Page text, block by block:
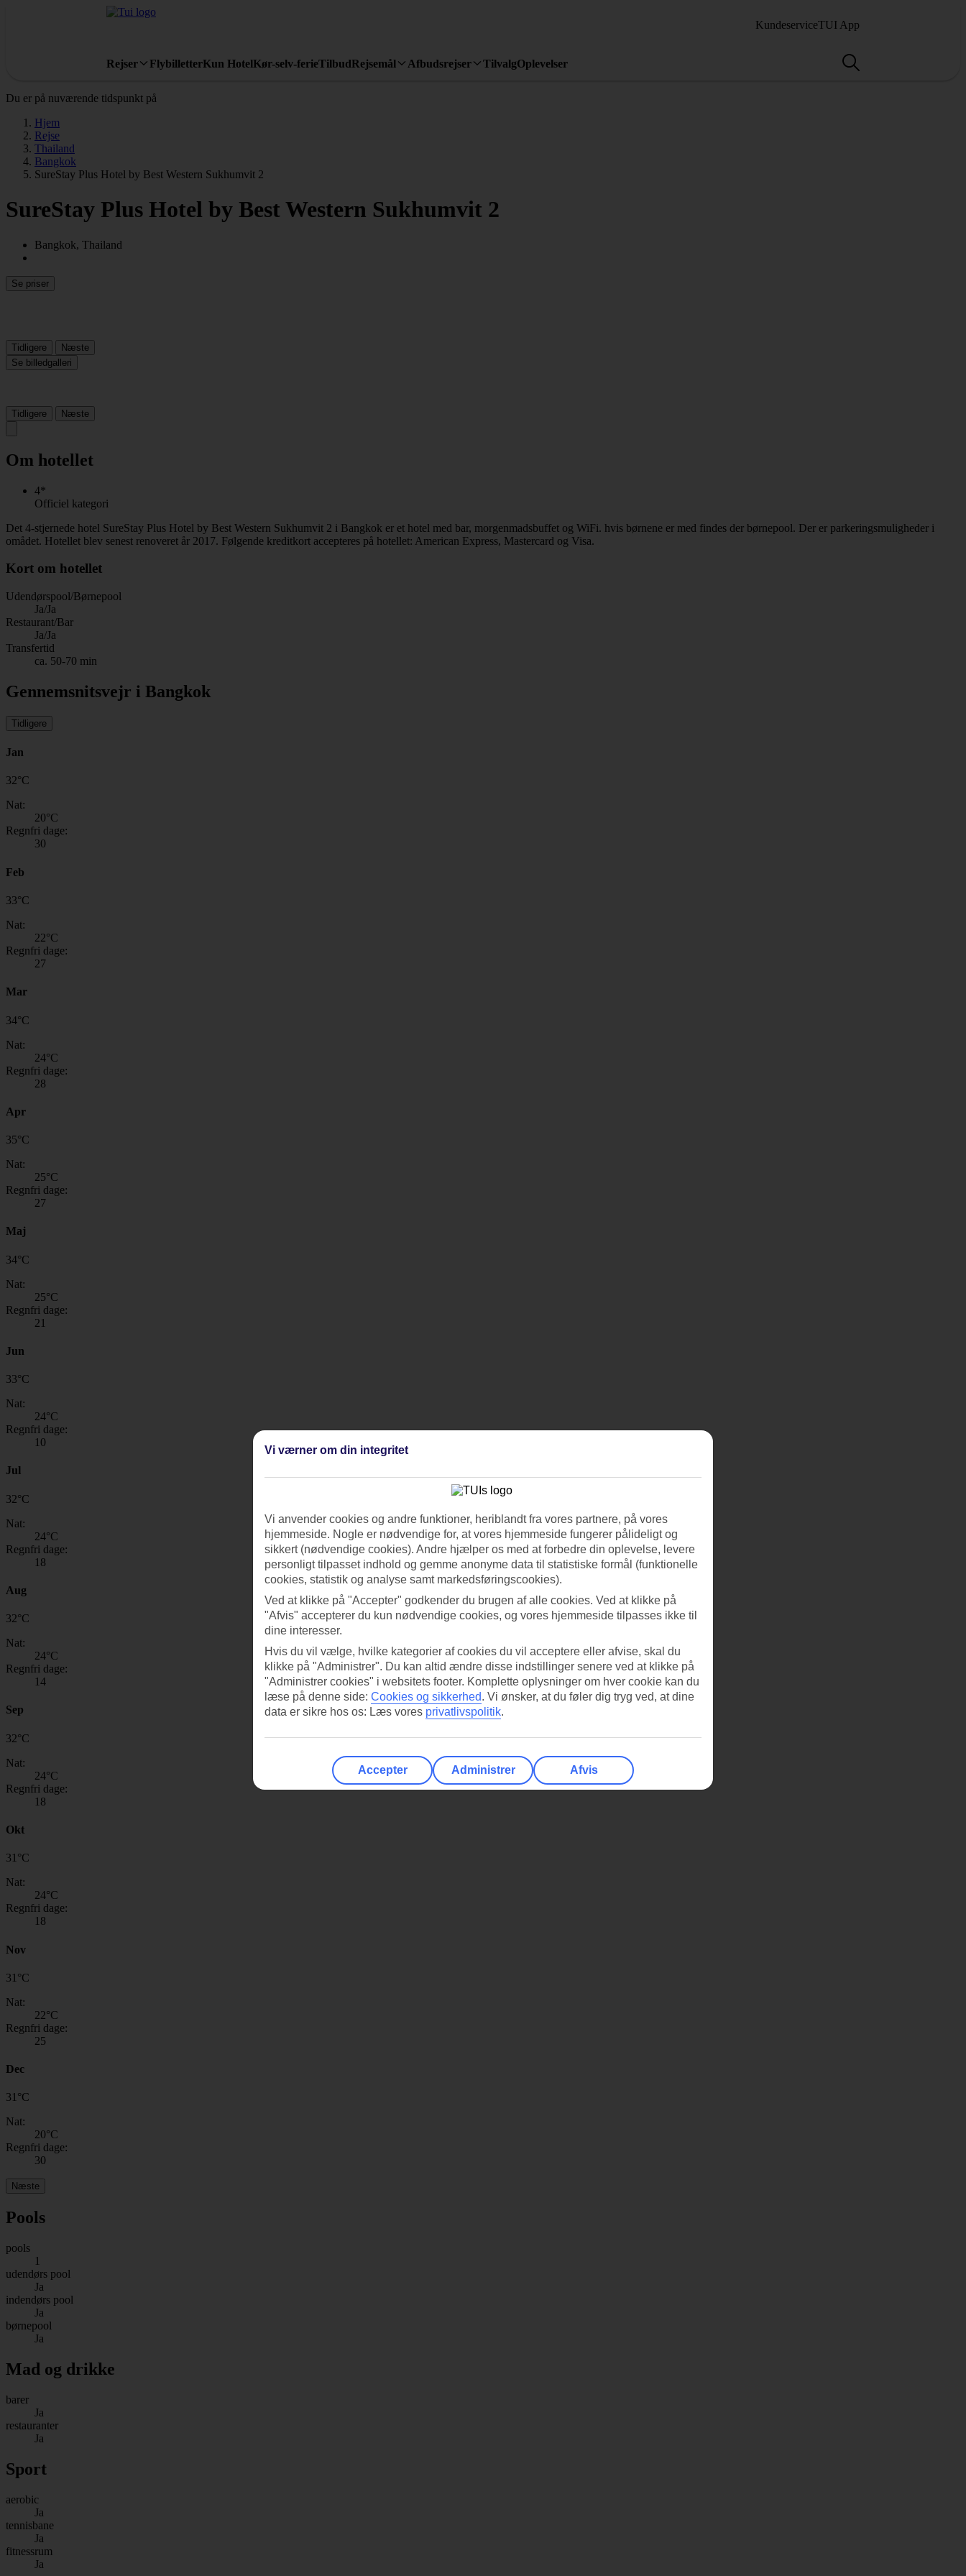
KundeserviceTUI App
Rejser FlybilletterKun HotelKør-selv-ferieTilbudRejsemål Afbudsrejser TilvalgOplevelser
Du er på nuværende tidspunkt på
Hjem
Rejse
Thailand
Bangkok
SureStay Plus Hotel by Best Western Sukhumvit 2
SureStay Plus Hotel by Best Western Sukhumvit 2
Bangkok, Thailand
Se priser
Tidligere
Næste
Se billedgalleri
Tidligere Næste
Om hotellet
4*
Officiel kategori
Det 4-stjernede hotel SureStay Plus Hotel by Best Western Sukhumvit 2 i Bangkok er et hotel med bar, morgenmadsbuffet og WiFi. hvis børnene er med findes der børnepool. Der er parkeringsmuligheder i
omådet. Hotellet blev senest renoveret år 2017. Følgende kreditkort accepteres på hotellet: American Express, Mastercard og Visa.
Kort om hotellet
Udendørspool/Børnepool
Ja/Ja
Restaurant/Bar
Ja/Ja
Transfertid
ca. 50-70 min
Gennemsnitsvejr i Bangkok
Tidligere
Jan
32°C
Nat:
20°C
Regnfri dage:
30
Feb
33°C
Nat:
22°C
Regnfri dage:
27
Mar
34°C
Nat:
24°C
Regnfri dage:
28
Apr
35°C
Nat:
25°C
Regnfri dage:
27
Maj
34°C
Nat:
25°C
Regnfri dage:
21
Jun
33°C
Nat:
24°C
Regnfri dage:
10
Jul
32°C
Nat:
24°C
Regnfri dage:
18
Aug
32°C
Nat:
24°C
Regnfri dage:
14
Sep
32°C
Nat:
24°C
Regnfri dage:
18
Okt
31 °C
Nat:
24°C
Regnfri dage:
18
Nov
31 °C
Nat:
22°C
Regnfri dage:
25
Dec
31 °C
Nat:
20°C
Regnfri dage:
30
Næste
Pools
pools
1
udendørs pool
Ja
indendørs pool
Ja
børnepool
Ja
Mad og drikke
barer
Ja
restauranter
Ja
Sport
aerobic
Ja
tennisbane
Ja
fitnessrum
Ja
Vi værner om din integritet
Vi anvender cookies og andre funktioner, heriblandt fra vores partnere, på vores
hjemmeside. Nogle er nødvendige for, at vores hjemmeside fungerer pålideligt og
sikkert (nødvendige cookies). Andre hjælper os med at forbedre din oplevelse, levere
personligt tilpasset indhold og gemme anonyme data til statistiske formål (funktionelle
cookies, statistik og analyse samt markedsføringscookies).
Ved at klikke på "Accepter" godkender du brugen af alle cookies. Ved at klikke på
"Afvis" accepterer du kun nødvendige cookies, og vores hjemmeside tilpasses ikke til
dine interesser.
Hvis du vil vælge, hvilke kategorier af cookies du vil acceptere eller afvise, skal du
klikke på "Administrer". Du kan altid ændre disse indstillinger senere ved at klikke på
"Administrer cookies" i websitets footer. Komplette oplysninger om hver cookie kan du
læse på denne side: Cookies og sikkerhed. Vi ønsker, at du føler dig tryg ved, at dine
data er sikre hos os: Læs vores privatlivspolitik.
Accepter Administrer Afvis